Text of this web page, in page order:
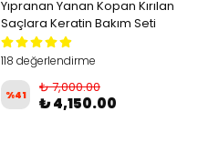
Yıpranan Yanan Kopan Kırılan
Saçlara Keratin Bakım Seti
118 değerlendirme
%41 ₺ 7,000.00
₺ 4,150.00